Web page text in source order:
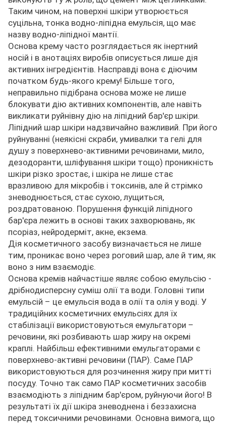
Таким чином, на поверхні шкіри утворюється
суцільна, тонка водно-ліпідна емульсія, що має
назву водно-ліпідної мантії.
Основа крему часто розглядається як інертний
носій і в анотаціях виробів описується лише дія
активних інгредієнтів. Насправді вона є діючим
початком будь-якого крему! Більше того,
неправильно підібрана основа може не лише
блокувати дію активних компонентів, але навіть
викликати руйнівну дію на ліпідний бар'єр шкіри.
Ліпідний шар шкіри надзвичайно важливий. При його
руйнуванні (неякісні скраби, умивалки та гелі для
душу з поверхнево-активними речовинами, мило,
дезодоранти, шліфування шкіри тощо) проникність
шкіри різко зростає, і шкіра не лише стає
вразливою для мікробів і токсинів, але й стрімко
зневоднюється, стає сухою, лущиться,
роздратованою. Порушення функцій ліпідного
бар'єра лежить в основі таких захворювань, як
псоріаз, нейродерміт, акне, екзема.
Дія косметичного засобу визначається не лише
тим, проникає воно через роговий шар, але й тим, як
воно з ним взаємодіє.
Основа кремів найчастіше являє собою емульсію -
дрібнодисперсну суміш олії та води. Головні типи
емульсій – це емульсія вода в олії та олія у воді. У
традиційних косметичних емульсіях для їх
стабілізації використовуються емульгатори –
речовини, які розбивають шар жиру на окремі
краплі. Найбільш ефективними емульгаторами є
поверхнево-активні речовини (ПАР). Саме ПАР
використовуються для розчинення жиру при митті
посуду. Точно так само ПАР косметичних засобів
взаємодіють з ліпідним бар'єром, руйнуючи його! В
результаті їх дії шкіра зневоднена і беззахисна
перед токсичними речовинами. Основна вимога, що